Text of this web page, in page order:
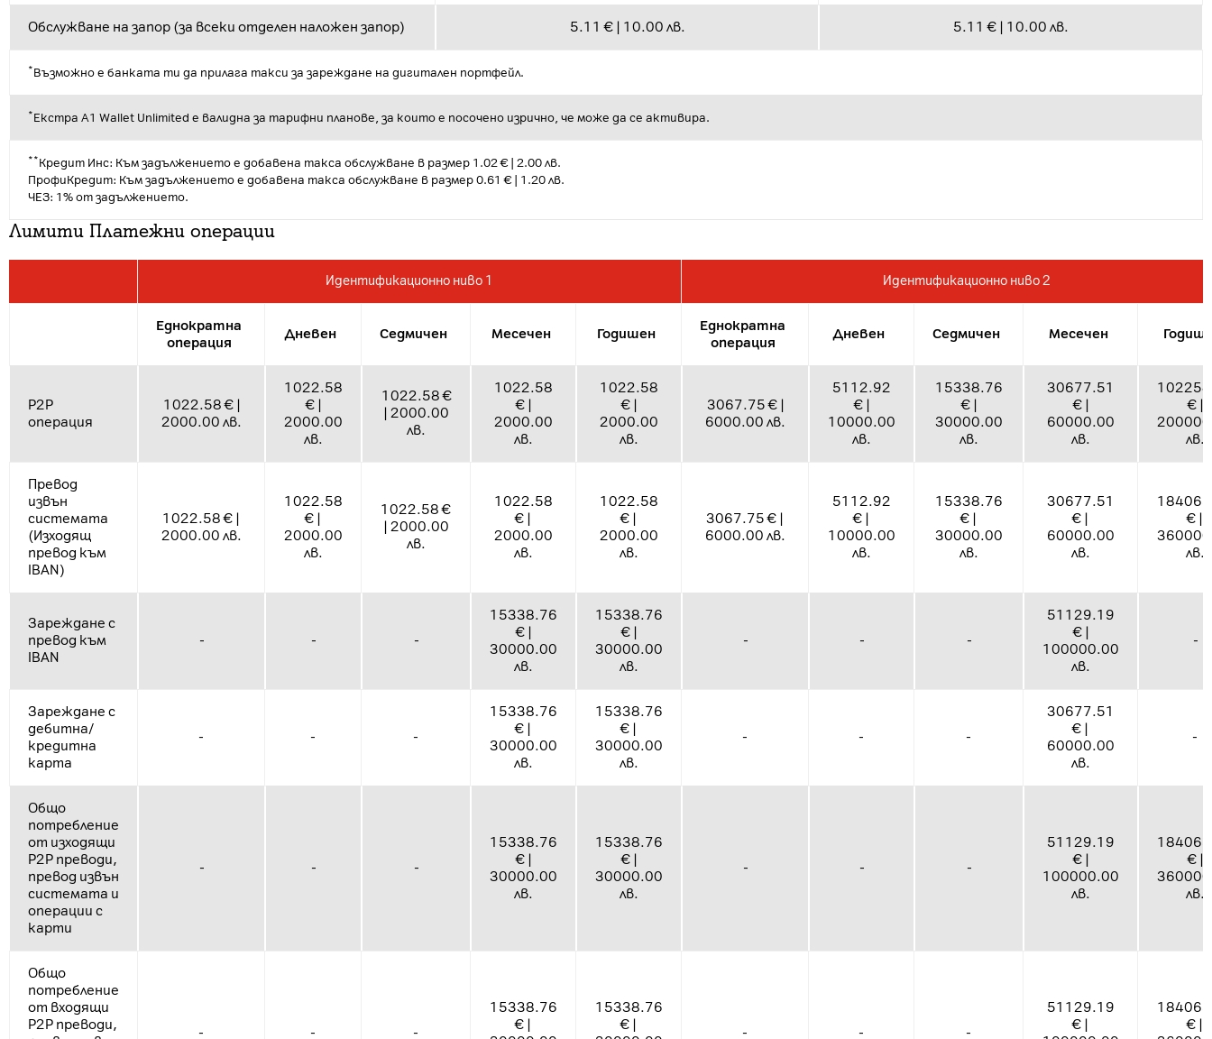
Обслужване на запор (за всеки отделен наложен запор) 5.11 € | 10.00 лв. 5.11 € | 10.00 лв.
*Възможно е банката ти да прилага такси за зареждане на дигитален портфейл.
*Екстра А1 Wallet Unlimited е валидна за тарифни планове, за които е посочено изрично, че може да се активира.
**Кредит Инс: Към задължението е добавена такса обслужване в размер 1.02 € | 2.00 лв.
ПрофиКредит: Към задължението е добавена такса обслужване в размер 0.61 € | 1.20 лв.
ЧЕЗ: 1% от задължението.
Лимити Платежни операции
Идентификационно ниво 1 Идентификационно ниво 2
Еднократна
операция
Дневен Седмичен Месечен Годишен
Еднократна
операция
Дневен Седмичен Месечен
P2P
операция
1022.58 € |
2000.00 лв.
1022.58
€ |
2000.00
лв.
1022.58 €
| 2000.00
лв.
1022.58
€ |
2000.00
лв.
1022.58
€ |
2000.00
лв.
3067.75 € |
6000.00 лв.
5112.92
€ |
10000.00
лв.
15338.76
€ |
30000.00
лв.
30677.51
€ |
60000.00
лв.
€ |
лв.
Превод
извън
системата
(Изходящ
превод към
IBAN)
1022.58 € |
2000.00 лв.
1022.58
€ |
2000.00
лв.
1022.58 €
| 2000.00
лв.
1022.58
€ |
2000.00
лв.
1022.58
€ |
2000.00
лв.
3067.75 € |
6000.00 лв.
5112.92
€ |
10000.00
лв.
15338.76
€ |
30000.00
лв.
30677.51
€ |
60000.00
лв.
€ |
лв.
Зареждане с
превод към
IBAN
- - -
15338.76
€ |
30000.00
лв.
15338.76
€ |
30000.00
лв.
- - -
51129.19
€ |
100000.00
лв.
-
Зареждане с
дебитна/
кредитна
карта
- - -
15338.76
€ |
30000.00
лв.
15338.76
€ |
30000.00
лв.
- - -
30677.51
€ |
60000.00
лв.
-
Общо
потребление
от изходящи
P2P преводи,
превод извън
системата и
операции с
карти
- - -
15338.76
€ |
30000.00
лв.
15338.76
€ |
30000.00
лв.
- - -
51129.19
€ |
100000.00
лв.
€ |
лв.
Общо
потребление
от входящи
P2P преводи,
- - -
15338.76
€ |
15338.76
€ |
- - -
51129.19
€ |
€ |